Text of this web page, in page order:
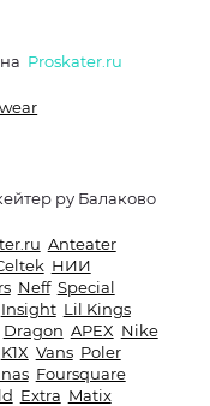
Proskater.ru
ру Балаково
Anteater
НИИ
Neff Special
Insight Lil Kings
Dragon APEX Nike
K1X Vans Poler
Foursquare
Extra Matix